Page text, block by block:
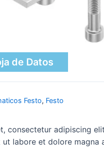
de Datos
Festo, Festo
consectetur adipiscing
labore et dolore magna